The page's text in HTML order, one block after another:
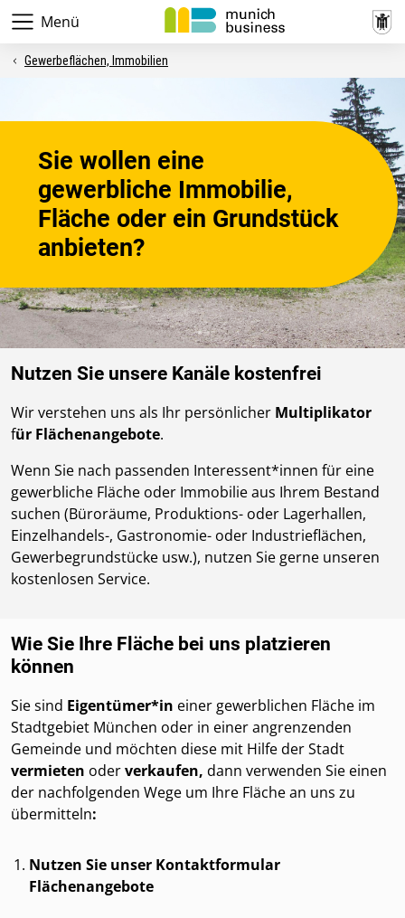
Menü
Gewerbeflächen, Immobilien
Sie wollen eine
gewerbliche Immobilie,
Fläche oder ein Grundstück
anbieten?
Nutzen Sie unsere Kanäle kostenfrei
Wir verstehen uns als Ihr persönlicher Multiplikator
für Flächenangebote.
Wenn Sie nach passenden Interessent*innen für eine
gewerbliche Fläche oder Immobilie aus Ihrem Bestand
suchen (Büroräume, Produktions- oder Lagerhallen,
Einzelhandels-, Gastronomie- oder Industrieflächen,
Gewerbegrundstücke usw.), nutzen Sie gerne unseren
kostenlosen Service.
Wie Sie Ihre Fläche bei uns platzieren
können
Sie sind Eigentümer*in einer gewerblichen Fläche im
Stadtgebiet München oder in einer angrenzenden
Gemeinde und möchten diese mit Hilfe der Stadt
vermieten oderverkaufen, dann verwenden Sie einen
der nachfolgenden Wege um Ihre Fläche an uns zu
übermitteln:
Nutzen Sie unser Kontaktformular
Flächenangebote